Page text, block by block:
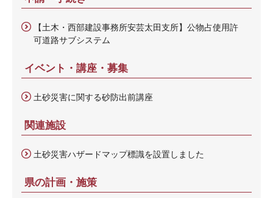
【土木・西部建設事務所安芸太田支所】公物占使用許
可道路サブシステム
イベント・講座・募集
土砂災害に関する砂防出前講座
関連施設
土砂災害ハザードマップ標識を設置しました
県の計画・施策